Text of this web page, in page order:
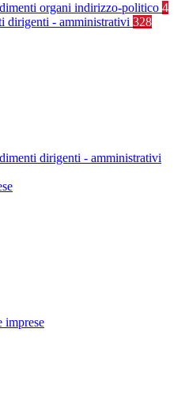
organi indirizzo-politico 4
dirigenti - amministrativi 328
dirigenti - amministrativi
imprese